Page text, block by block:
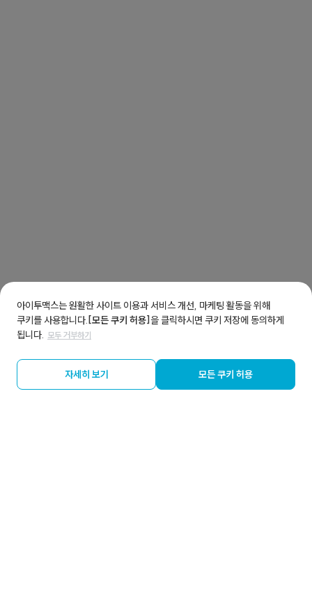
아이투맥스는 원활한 사이트 이용과 서비스 개선, 마케팅 활동을 위해
쿠키를 사용합니다. [모든 쿠키 허용]을 클릭하시면 쿠키 저장에 동의하게
됩니다. 모두 거부하기
자세히 보기 모든 쿠키 허용